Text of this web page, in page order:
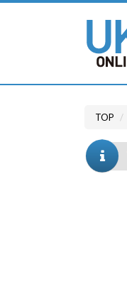
TOP